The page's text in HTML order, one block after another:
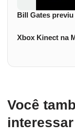
Bill Gates
Xbox Kinect na
Você